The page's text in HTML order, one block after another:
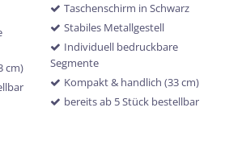
cm)
Taschenschirm in Schwarz
Stabiles Metallgestell
Individuell bedruckbare
Segmente
Kompakt & handlich (33 cm)
bereits ab 5 Stück bestellbar